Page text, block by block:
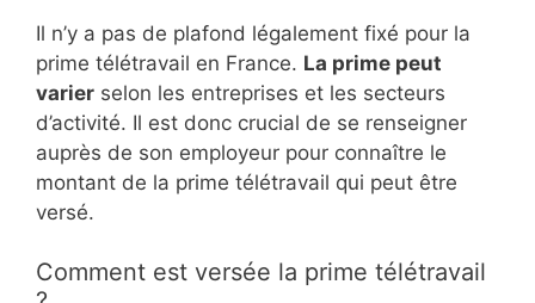
Il n’y a pas de plafond légalement fixé pour la
prime télétravail en France. La prime peut
varier selon les entreprises et les secteurs
d’activité. Il est donc crucial de se renseigner
auprès de son employeur pour connaître le
montant de la prime télétravail qui peut être
versé.
Comment est versée la prime télétravail